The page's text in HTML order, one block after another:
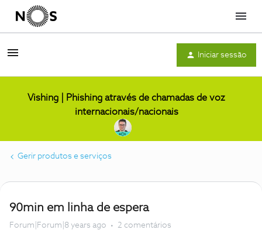
Menu
Iniciar sessão
Vishing | Phishing através de chamadas de voz
internacionais/nacionais
Gerir produtos e serviços
90min em linha de espera
Forum|Forum|8 years ago 2 comentários